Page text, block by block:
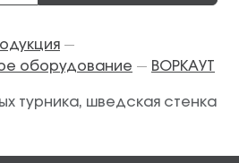
—
оборудование — ВОРКАУТ
турника, шведская стенка